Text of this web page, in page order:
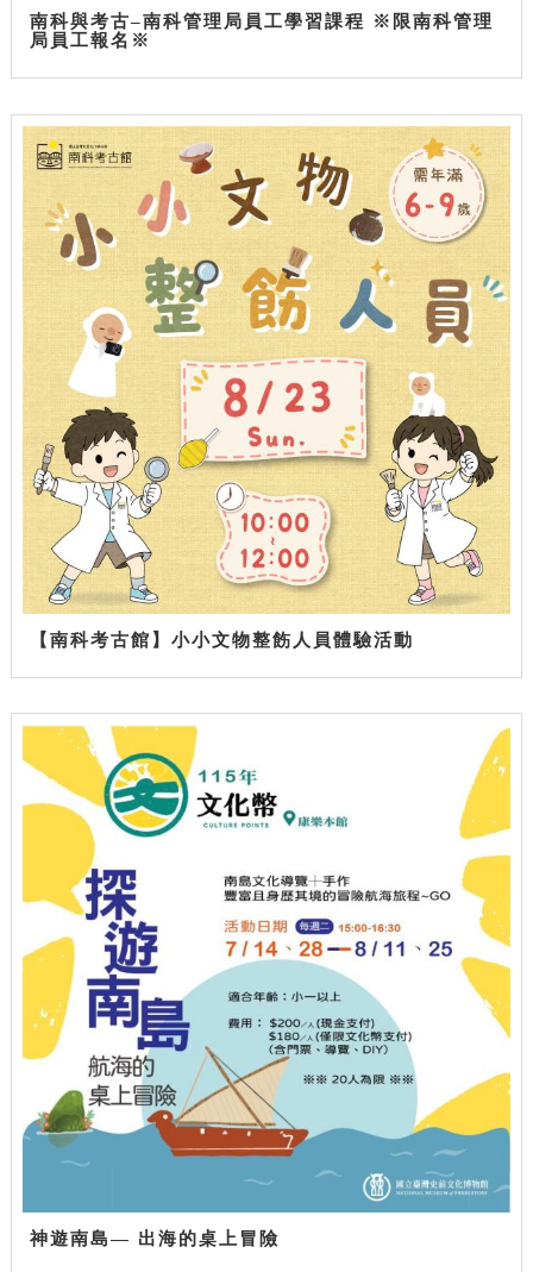
南科與考古–南科管理局員工學習課程 ※限南科管理
局員工報名※
【南科考古館】小小文物整飭人員體驗活動
神遊南島— 出海的桌上冒險